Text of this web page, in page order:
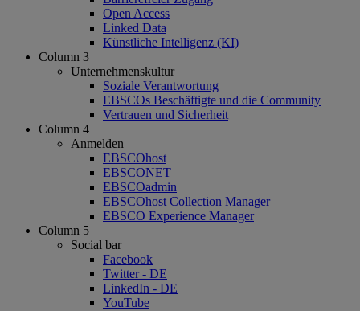
Open Access
Linked Data
Künstliche Intelligenz (KI)
Column 3
Unternehmenskultur
Soziale Verantwortung
EBSCOs Beschäftigte und die Community
Vertrauen und Sicherheit
Column 4
Anmelden
EBSCOhost
EBSCONET
EBSCOadmin
EBSCOhost Collection Manager
EBSCO Experience Manager
Column 5
Social bar
Facebook
Twitter - DE
LinkedIn - DE
YouTube